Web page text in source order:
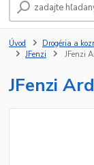
Úvod Drogéria a
JFenzi
JFenzi
JFenzi